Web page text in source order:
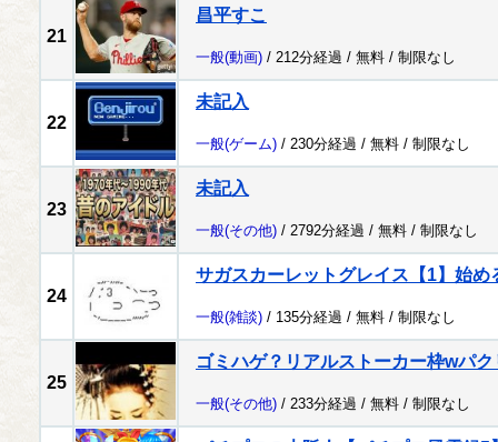
21
昌平すこ
一般(動画) / 212分経過 / 無料 / 制限なし
22
未記入
一般(ゲーム) / 230分経過 / 無料 / 制限なし
23
未記入
一般(その他) / 2792分経過 / 無料 / 制限なし
24
サガスカーレットグレイス【1】始め
一般(雑談) / 135分経過 / 無料 / 制限なし
25
ゴミハゲ？リアルストーカー枠wパ
一般(その他) / 233分経過 / 無料 / 制限なし